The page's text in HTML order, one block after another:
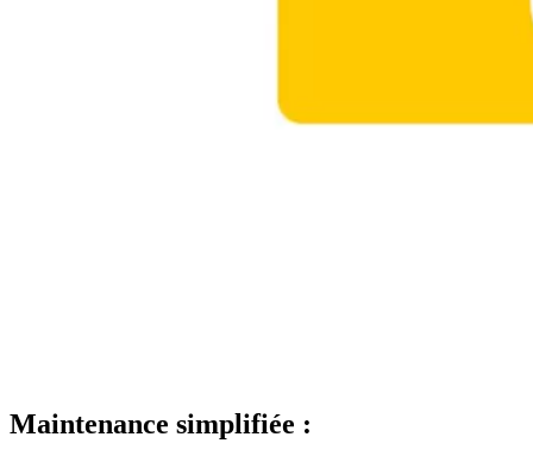
Maintenance simplifiée :